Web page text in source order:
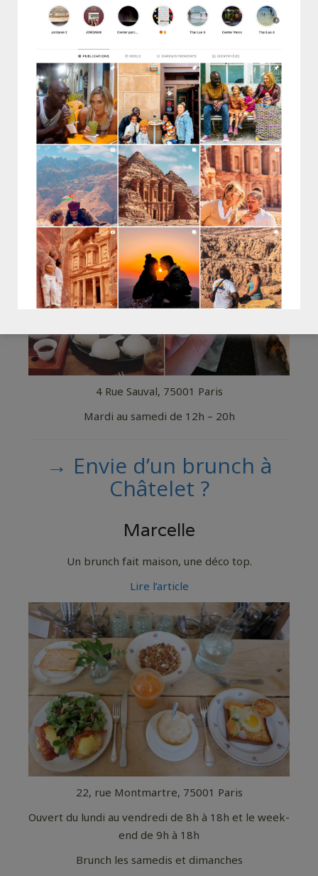
→ Envie de boa de cheffe
?
Yam’Tcha
Des baos (petites brioches vapeurs chinoises) aussi
bien salées que sucrées. Un délice.
4,50 € le bao, 20 € les cinq.
Lire l’article
4 Rue Sauval, 75001 Paris
Mardi au samedi de 12h – 20h
→ Envie d’un brunch à
Châtelet ?
Marcelle
Un brunch fait maison, une déco top.
Lire l’article
22, rue Montmartre, 75001 Paris
Ouvert du lundi au vendredi de 8h à 18h et le week-
end de 9h à 18h
Brunch les samedis et dimanches